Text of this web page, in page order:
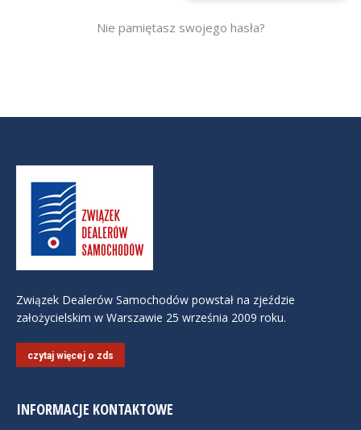
Nie pamiętasz swojego hasła?
Związek Dealerów Samochodów powstał na zjeździe
założycielskim w Warszawie 25 września 2009 roku.
czytaj więcej o zds
INFORMACJE KONTAKTOWE